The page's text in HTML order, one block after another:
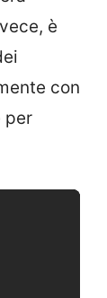
è
con
per